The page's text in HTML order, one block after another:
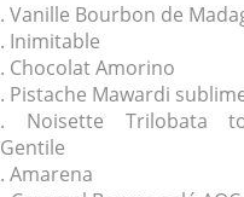
. Vanille Bourbon de
. Inimitable
. Chocolat Amorino
. Pistache Mawardi
. Noisette Trilobata
Gentile
. Amarena